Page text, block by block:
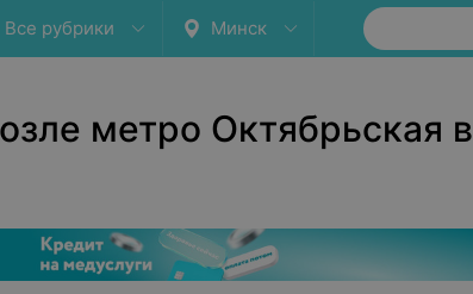
Все рубрики Минск
метро Октябрьская в